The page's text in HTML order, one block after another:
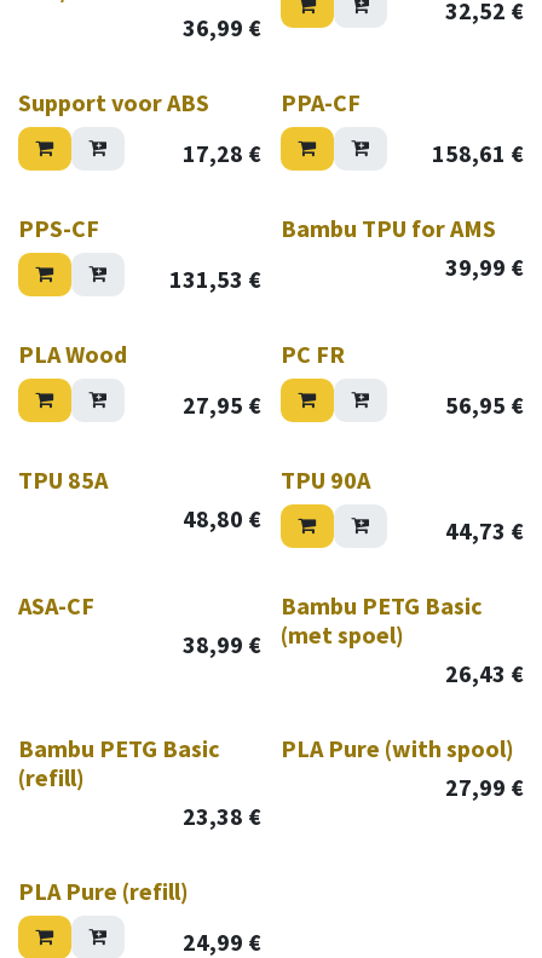
36,99 €
32,52 €
Support voor ABS
17,28 €
PPA-CF
158,61 €
PPS-CF
131,53 €
Verkoop
Bambu TPU for AMS
39,99 €
PLA Wood
27,95 €
PC FR
56,95 €
TPU 85A
48,80 €
TPU 90A
44,73 €
ASA-CF
38,99 €
Bambu PETG Basic
(met spoel)
26,43 €
Bambu PETG Basic
(refill)
23,38 €
PLA Pure (with spool)
27,99 €
PLA Pure (refill)
24,99 €